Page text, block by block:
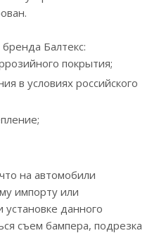
Балтекс:
покрытия;
в условиях российского
на автомобили
импорту или
данного
съем бампера, подрезка